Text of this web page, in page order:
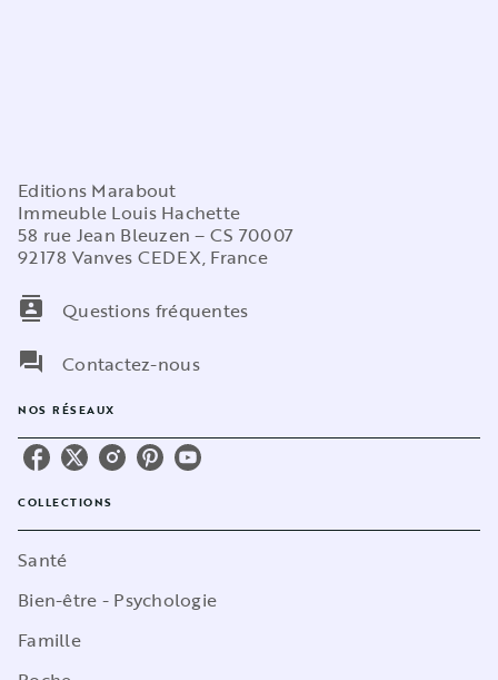
Editions Marabout
Immeuble Louis Hachette
58 rue Jean Bleuzen – CS 70007
92178 Vanves CEDEX, France
contacts
Questions fréquentes
question_answer
Contactez-nous
NOS RÉSEAUX
COLLECTIONS
Santé
Bien-être - Psychologie
Famille